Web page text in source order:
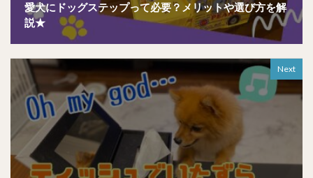
愛犬にドッグステップって必要？メリットや選び方を解
説★
Next